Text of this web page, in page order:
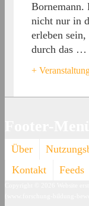
Bornemann.
nicht nur in
erleben
durch das …
+
Über
Kontakt
Feeds